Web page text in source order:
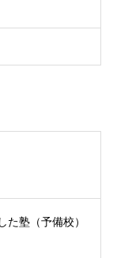
塾（予備校）